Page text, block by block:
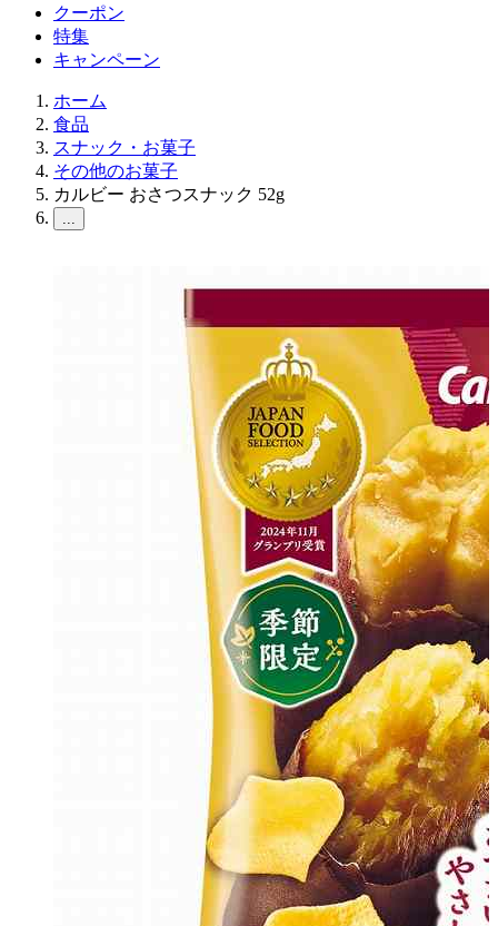
クーポン
特集
キャンペーン
ホーム
食品
スナック・お菓子
その他のお菓子
カルビー おさつスナック 52g
...